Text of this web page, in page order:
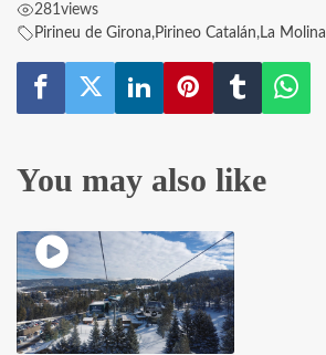
281views
Pirineu de Girona,Pirineo Catalán,La Molina
You may also like